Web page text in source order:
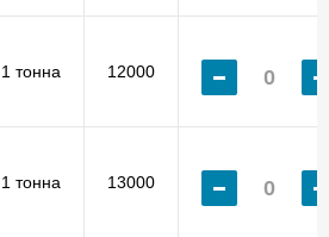
1 тонна 12000
1 тонна 13000